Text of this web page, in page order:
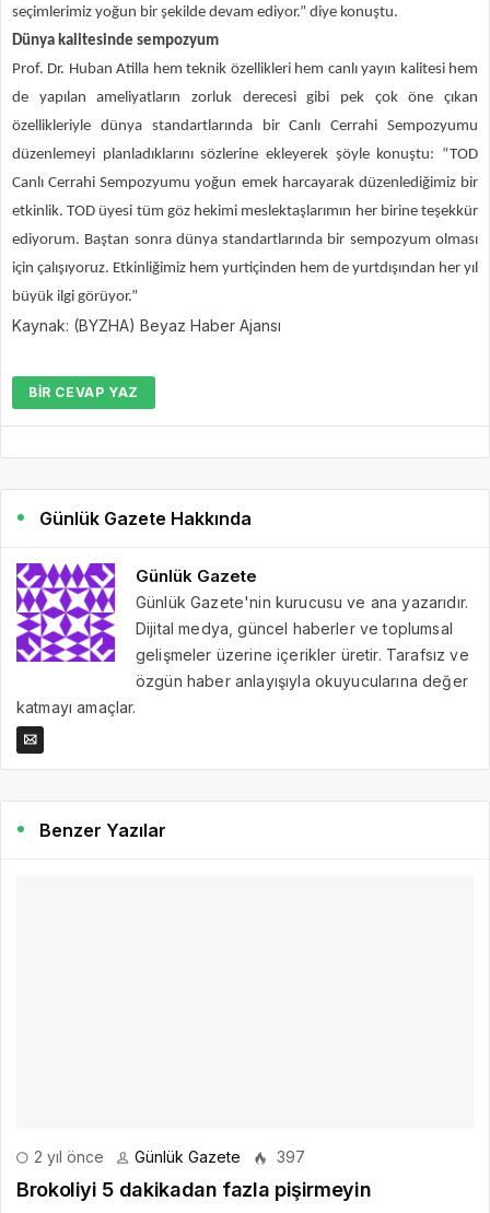
seçimlerimiz yoğun bir şekilde devam ediyor.” diye konuştu.
Dünya kalitesinde sempozyum
Prof. Dr. Huban Atilla hem teknik özellikleri hem canlı yayın kalitesi hem
de yapılan ameliyatların zorluk derecesi gibi pek çok öne çıkan
özellikleriyle dünya standartlarında bir Canlı Cerrahi Sempozyumu
düzenlemeyi planladıklarını sözlerine ekleyerek şöyle konuştu: “TOD
Canlı Cerrahi Sempozyumu yoğun emek harcayarak düzenlediğimiz bir
etkinlik. TOD üyesi tüm göz hekimi meslektaşlarımın her birine teşekkür
ediyorum. Baştan sonra dünya standartlarında bir sempozyum olması
için çalışıyoruz. Etkinliğimiz hem yurtiçinden hem de yurtdışından her yıl
büyük ilgi görüyor.”
Kaynak: (BYZHA) Beyaz Haber Ajansı
BIR CEVAP YAZ
Günlük Gazete Hakkında
Günlük Gazete
Günlük Gazete'nin kurucusu ve ana yazarıdır.
Dijital medya, güncel haberler ve toplumsal
gelişmeler üzerine içerikler üretir. Tarafsız ve
özgün haber anlayışıyla okuyucularına değer
katmayı amaçlar.
Benzer Yazılar
2 yıl önce Günlük Gazete 397
Brokoliyi 5 dakikadan fazla pişirmeyin